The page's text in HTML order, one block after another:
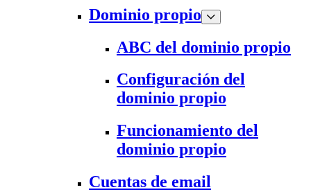
Dominio propio
ABC del dominio propio
Configuración del
dominio propio
Funcionamiento del
dominio propio
Cuentas de email